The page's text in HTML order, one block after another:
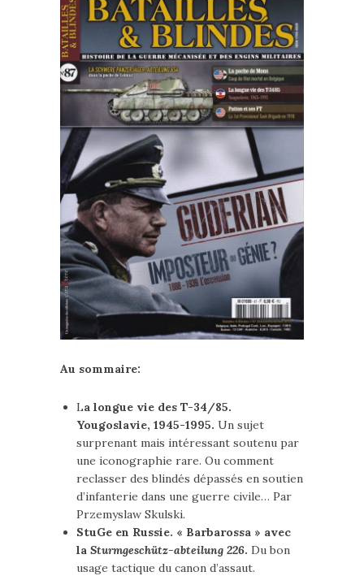
Au sommaire:
La longue vie des T-34/85.
Yougoslavie, 1945-1995. Un sujet
surprenant mais intéressant soutenu par
une iconographie rare. Ou comment
reclasser des blindés dépassés en soutien
d’infanterie dans une guerre civile… Par
Przemyslaw Skulski.
StuGe en Russie. « Barbarossa » avec
la Sturmgeschütz-abteilung 226. Du bon
usage tactique du canon d’assaut.